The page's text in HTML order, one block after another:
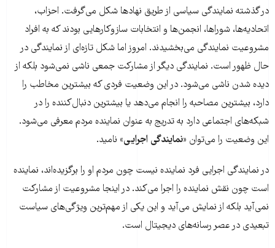
در گذشته نمایندگی سیاسی از طریق نهادها شکل می‌گرفت. احزاب،
اتحادیه‌ها، شوراها، انجمن‌ها و انتخابات سازوکارهایی بودند که به افراد
مشروعیت نمایندگی می‌بخشیدند. امروز اما شکل تازه‌ای از نمایندگی در
حال ظهور است. نمایندگی دیگر از مشارکت جمعی ناشی نمی‌شود بلکه از
دیده شدن ناشی می‌شود. در این وضعیت فردی که بیشترین مخاطب را
دارد، بیشترین مصاحبه را انجام می‌دهد یا بیشترین دنبال‌کننده را در
شبکه‌های اجتماعی دارد به تدریج به عنوان نماینده مردم معرفی می‌شود.
این وضعیت را می‌توان «نمایندگی اجرایی» نامید.
در نمایندگی اجرایی فرد نماینده نیست چون مردم او را برگزیده‌اند، نماینده
است چون نقش نماینده را اجرا می‌کند. در اینجا مشروعیت از مشارکت
نمی‌آید بلکه از نمایش می‌آید و این یکی از مهم‌ترین ویژگی‌های سیاست
تبعیدی در عصر رسانه‌های دیجیتال است.